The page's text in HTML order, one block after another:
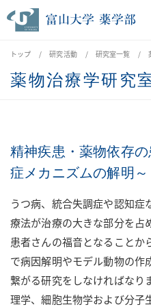
トップ 研究活動 研究室一覧
薬物治療学研究
精神疾患・薬物依存
症メカニズムの解明～
うつ病、統合失調症や認知
療法が治療の大きな部分を占
患者さんの福音となることか
で病因解明やモデル動物の作
繋がる研究をしなければなり
理学、細胞生物学および分子